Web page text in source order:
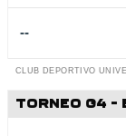
--
CLUB DEPORTIVO
TORNEO G4 -